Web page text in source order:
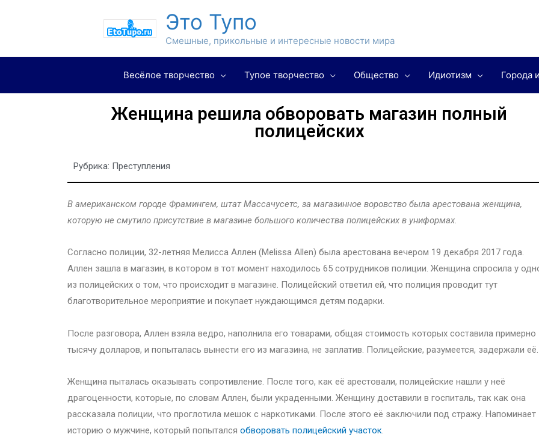
Это Тупо
Смешные, прикольные и интересные новости мира
Весёлое творчество Тупое творчество Общество Идиотизм Города
Женщина решила обворовать магазин полный
полицейских
Рубрика: Преступления
В американском городе Фрамингем, штат Массачусетс, за магазинное воровство была арестована женщина,
которую не смутило присутствие в магазине большого количества полицейских в униформах.
Согласно полиции, 32-летняя Мелисса Аллен (Melissa Allen) была арестована вечером 19 декабря 2017 года.
Аллен зашла в магазин, в котором в тот момент находилось 65 сотрудников полиции. Женщина спросила у
из полицейских о том, что происходит в магазине. Полицейский ответил ей, что полиция проводит тут
благотворительное мероприятие и покупает нуждающимся детям подарки.
После разговора, Аллен взяла ведро, наполнила его товарами, общая стоимость которых составила примерно
тысячу долларов, и попыталась вынести его из магазина, не заплатив. Полицейские, разумеется, задержали её.
Женщина пыталась оказывать сопротивление. После того, как её арестовали, полицейские нашли у неё
драгоценности, которые, по словам Аллен, были украденными. Женщину доставили в госпиталь, так как она
рассказала полиции, что проглотила мешок с наркотиками. После этого её заключили под стражу. Напоминает
историю о мужчине, который попытался обворовать полицейский участок.